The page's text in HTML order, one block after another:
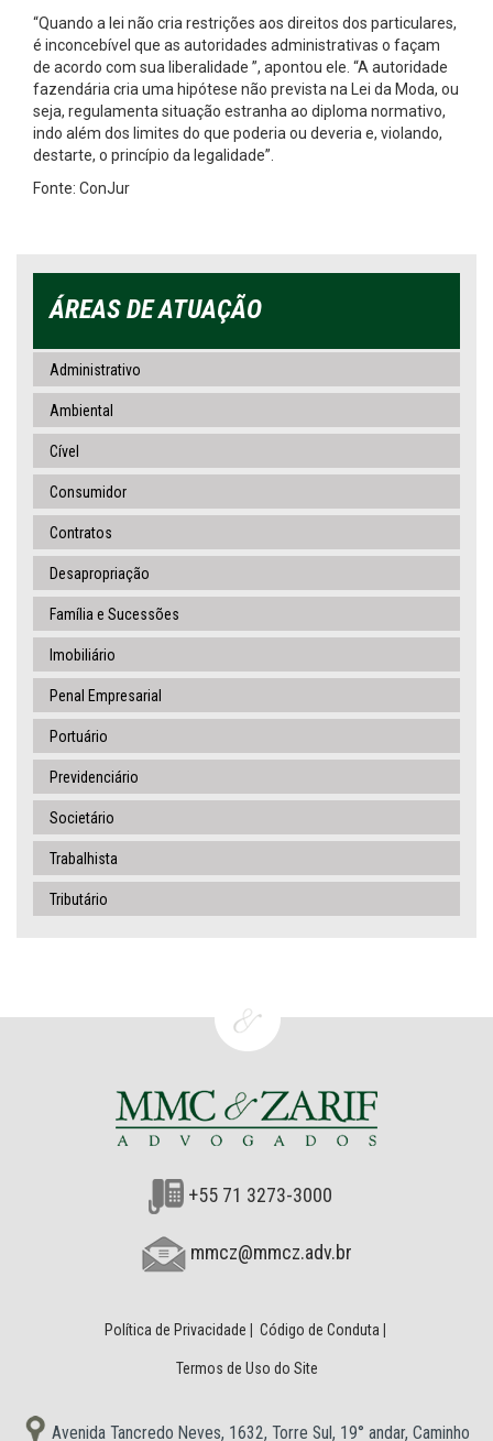
“Quando a lei não cria restrições aos direitos dos particulares,
é inconcebível que as autoridades administrativas o façam
de acordo com sua liberalidade ”, apontou ele. “A autoridade
fazendária cria uma hipótese não prevista na Lei da Moda, ou
seja, regulamenta situação estranha ao diploma normativo,
indo além dos limites do que poderia ou deveria e, violando,
destarte, o princípio da legalidade”.
Fonte: ConJur
ÁREAS DE ATUAÇÃO
Administrativo
Ambiental
Cível
Consumidor
Contratos
Desapropriação
Família e Sucessões
Imobiliário
Penal Empresarial
Portuário
Previdenciário
Societário
Trabalhista
Tributário
+55 71 3273-3000
mmcz@mmcz.adv.br
Política de Privacidade Código de Conduta
Termos de Uso do Site
Avenida Tancredo Neves, 1632, Torre Sul, 19° andar, Caminho